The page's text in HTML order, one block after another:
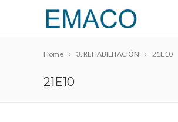
Home 3. REHABILITACIÓN 21E10
21E10